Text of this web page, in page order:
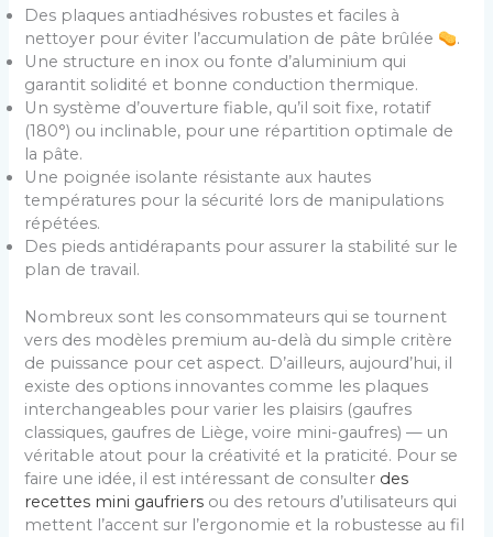
Des plaques antiadhésives robustes et faciles à
nettoyer pour éviter l’accumulation de pâte brûlée
.
Une structure en inox ou fonte d’aluminium qui
garantit solidité et bonne conduction thermique.
Un système d’ouverture fiable, qu’il soit fixe, rotatif
(180°) ou inclinable, pour une répartition optimale de
la pâte.
Une poignée isolante résistante aux hautes
températures pour la sécurité lors de manipulations
répétées.
Des pieds antidérapants pour assurer la stabilité sur le
plan de travail.
Nombreux sont les consommateurs qui se tournent
vers des modèles premium au-delà du simple critère
de puissance pour cet aspect. D’ailleurs, aujourd’hui, il
existe des options innovantes comme les plaques
interchangeables pour varier les plaisirs (gaufres
classiques, gaufres de Liège, voire mini-gaufres) — un
véritable atout pour la créativité et la praticité. Pour se
faire une idée, il est intéressant de consulter des
recettes mini gaufriers ou des retours d’utilisateurs qui
mettent l’accent sur l’ergonomie et la robustesse au fil